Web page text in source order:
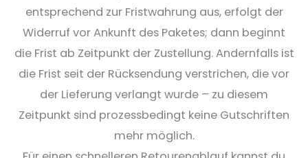
entsprechend zur Fristwahrung aus, erfolgt der
Widerruf vor Ankunft des Paketes; dann beginnt
die Frist ab Zeitpunkt der Zustellung. Andernfalls ist
die Frist seit der Rücksendung verstrichen, die vor
der Lieferung verlangt wurde – zu diesem
Zeitpunkt sind prozessbedingt keine Gutschriften
mehr möglich.